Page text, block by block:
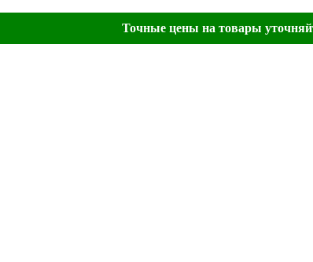
Точные цены на товары